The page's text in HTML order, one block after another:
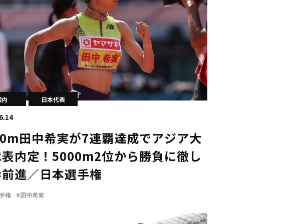
内 日本代表
田中希実が7連覇達成でアジア大
内定！5000m2位から勝負に徹し
進／日本選手権
権 #田中希実